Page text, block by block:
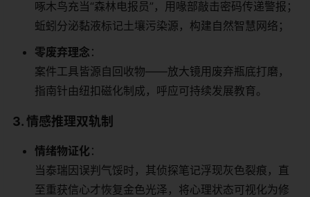
啄木鸟充当“森林电报员”，用喙部敲击密码传递警报；
蚯蚓分泌黏液标记土壤污染源，构建自然智慧网络；
​零废弃理念​ ​：
案件工具皆源自回收物——放大镜用废弃瓶底打磨，
指南针由纽扣磁化制成，呼应可持续发展教育。
​3. 情感推理双轨制​
​情绪物证化​ ​：
当泰瑞因误判气馁时，其侦探笔记浮现灰色裂痕，直
至重获信心才恢复金色光泽，将心理状态可视化为修